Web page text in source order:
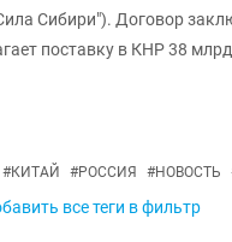
Сибири"). Договор
поставку в КНР 38
#КИТАЙ #РОССИЯ #НОВОСТЬ
все теги в фильтр